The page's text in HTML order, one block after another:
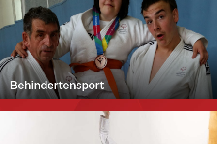
Behindertensport